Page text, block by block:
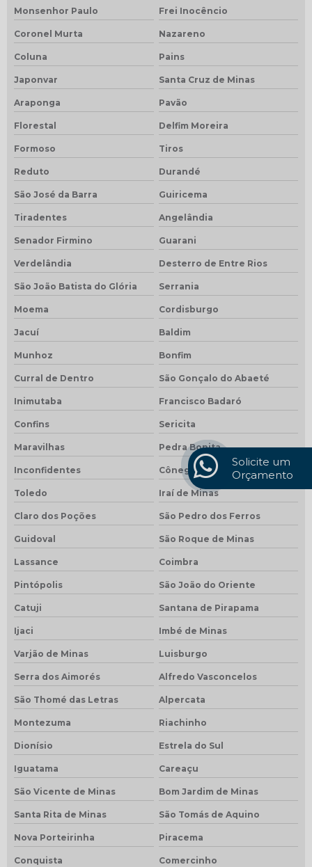
Monsenhor Paulo Frei Inocêncio
Coronel Murta Nazareno
Coluna Pains
Japonvar Santa Cruz de Minas
Araponga Pavão
Florestal Delfim Moreira
Formoso Tiros
Reduto Durandé
São José da Barra Guiricema
Tiradentes Angelândia
Senador Firmino Guarani
Verdelândia Desterro de Entre Rios
São João Batista do Glória Serrania
Moema Cordisburgo
Jacuí Baldim
Munhoz Bonfim
Curral de Dentro São Gonçalo do Abaeté
Inimutaba Francisco Badaró
Confins Sericita
Maravilhas Pedra Bonita
Inconfidentes Cônego Marinho
Toledo Iraí de Minas
Claro dos Poções São Pedro dos Ferros
Guidoval São Roque de Minas
Lassance Coimbra
Pintópolis São João do Oriente
Catuji Santana de Pirapama
Ijaci Imbé de Minas
Varjão de Minas Luisburgo
Serra dos Aimorés Alfredo Vasconcelos
São Thomé das Letras Alpercata
Montezuma Riachinho
Dionísio Estrela do Sul
Iguatama Careaçu
São Vicente de Minas Bom Jardim de Minas
Santa Rita de Minas São Tomás de Aquino
Nova Porteirinha Piracema
Conquista Comercinho
Solicite um
Orçamento